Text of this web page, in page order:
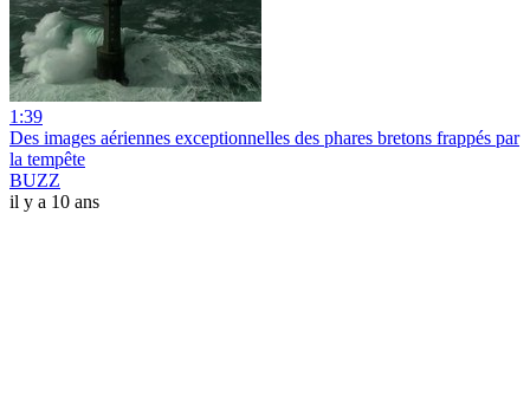
1:39
Des images aériennes exceptionnelles des phares bretons frappés par
la tempête
BUZZ
il y a 10 ans